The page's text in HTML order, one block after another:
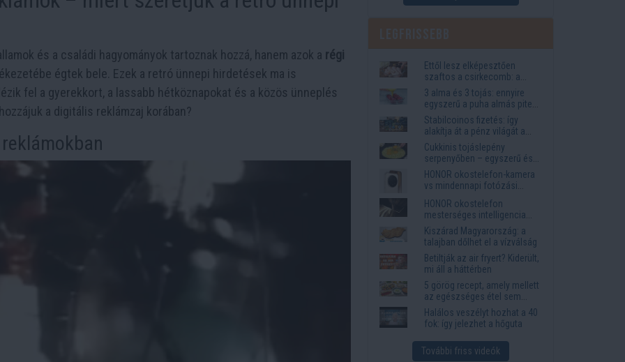
és a családi hagyományok tartoznak hozzá, hanem azok a régi
égtek bele. Ezek a retró ünnepi hirdetések ma is
fel a gyerekkort, a lassabb hétköznapokat és a közös ünneplés
a digitális reklámzaj korában?
Ettől lesz elképesztően
szaftos a csirkecomb: a
sörös pác a titok
3 alma és 3 tojás: ennyire
egyszerű a puha almás pite
titka
Stabilcoinos fizetés: így
alakítja át a pénz világát a
Visa, a Mastercard és a
Western Union
Cukkinis tojáslepény
serpenyőben – egyszerű és
laktató vacsora
HONOR okostelefon-kamera
vs mindennapi fotózási
igények
HONOR okostelefon
mesterséges intelligencia
funkciók, amelyek
megkönnyítik az életet
Kiszárad Magyarország: a
talajban dőlhet el a vízválság
Betiltják az air fryert? Kiderült,
mi áll a háttérben
5 görög recept, amely mellett
az egészséges étel sem
tűnik lemondásnak
Halálos veszélyt hozhat a 40
fok: így jelezhet a hőguta
További friss videók